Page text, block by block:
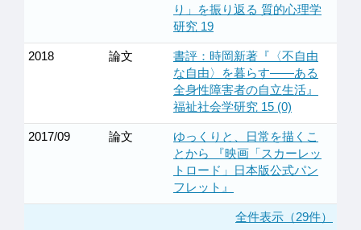
り」を振り返る 質的心理学
研究 19
2018 論文
書評：時岡新著『〈不自由
な自由〉を暮らす――ある
全身性障害者の自立生活』
福祉社会学研究 15 (0)
2017/09 論文
ゆっくりと、日常を描くこ
とから 『映画「スカーレッ
トロード」日本版公式パン
フレット』
全件表示（29件）